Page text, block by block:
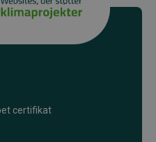
certifikat